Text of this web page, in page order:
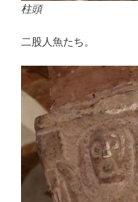
柱頭
二股人魚たち。